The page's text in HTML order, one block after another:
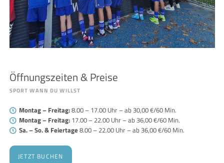
Öffnungszeiten & Preise
SPORT WANN DU WILLST
Montag – Freitag:8.00 – 17.00 Uhr – ab 30,00 €/60 Min.
Montag – Freitag:17.00 – 22.00 Uhr – ab 36,00 €/60 Min.
Sa. – So. & Feiertage8.00 – 22.00 Uhr – ab 36,00 €/60 Min.
JETZT BUCHEN